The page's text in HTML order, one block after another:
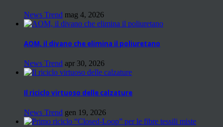
News Trend mag 4, 2026
AOM, il divano che elimina il poliuretano
News Trend apr 30, 2026
Il riciclo virtuoso delle calzature
News Trend gen 19, 2026